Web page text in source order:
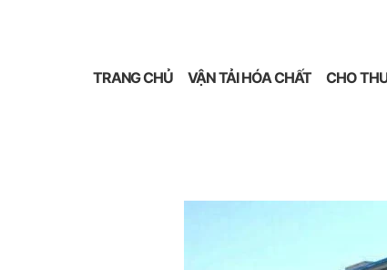
TRANG CHỦ VẬN TẢI HÓA CHẤT CHO